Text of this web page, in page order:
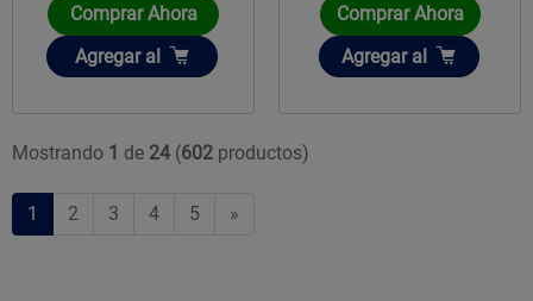
Comprar Ahora
Añadir
Agregar al
Comprar Ahora
Añadir
Agregar al
Mostrando 1 de 24 (602 productos)
1 2 3 4 5 »